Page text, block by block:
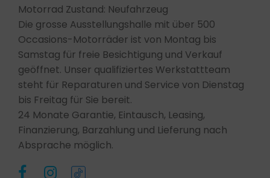
Motorrad Zustand: Neufahrzeug
Die grosse Ausstellungshalle mit über 500
Occasions-Motorräder ist von Montag bis
Samstag für freie Besichtigung und Verkauf
geöffnet. Unser qualifiziertes Werkstattteam
steht für Reparaturen und Service von Dienstag
bis Freitag für Sie bereit.
24 Monate Garantie, Eintausch, Leasing,
Finanzierung, Barzahlung und Lieferung nach
Absprache möglich.